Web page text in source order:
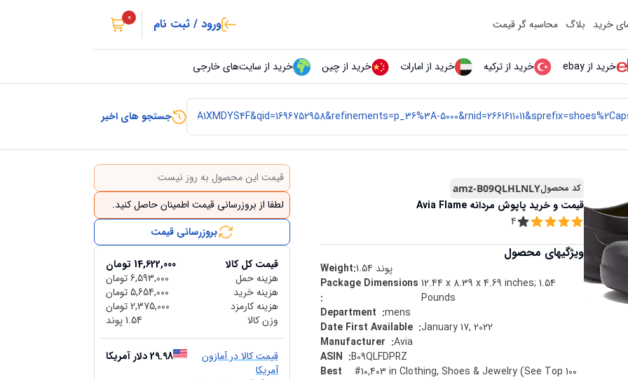
خرید بلاگ محاسبه گر قیمت ورود / ثبت نام 0
خرید از ebay خرید از ترکیه خرید از امارات خرید از چین خرید از سایت‌های خارجی
جستجو های اخیر
کد محصولamz-B09QLHLNLY
قیمت و خرید پاپوش مردانه Avia Flame
4
ویژگیهای محصول
Weight:1.54 پوند
Package Dimensions ‏
:
12.44 x 8.39 x 4.69 inches; 1.54
Pounds
:mens
:January 17, 2022
:Avia
:B09QLFDPRZ
Best
#10,403 in Clothing, Shoes & Jewelry (See Top 100
قیمت این محصول به روز نیست
لطفا از بروزرسانی قیمت اطمینان حاصل کنید.
بروزرسانی قیمت
قیمت کل کالا 14,622,000 تومان
هزینه حمل
6,593,000 تومان
هزینه خرید
5,654,000 تومان
هزینه کارمزد
2,375,000 تومان
وزن کالا
1.54 پوند
قیمت کالا در آمازون
آمریکا
29.98 دلار آمریکا